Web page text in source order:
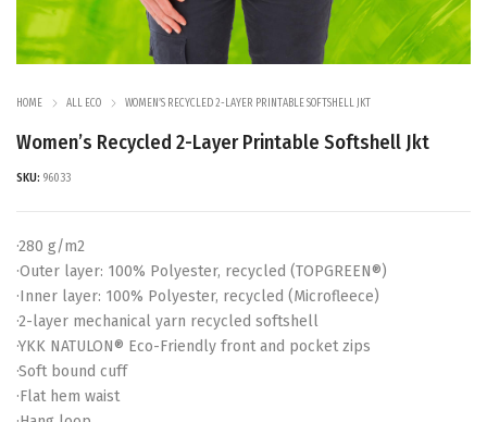
HOME ALL ECO WOMEN’S RECYCLED 2-LAYER PRINTABLE SOFTSHELL JKT
Women’s Recycled 2-Layer Printable Softshell Jkt
SKU: 96033
·280 g/m2
·Outer layer: 100% Polyester, recycled (TOPGREEN®)
·Inner layer: 100% Polyester, recycled (Microfleece)
·2-layer mechanical yarn recycled softshell
·YKK NATULON® Eco-Friendly front and pocket zips
·Soft bound cuff
·Flat hem waist